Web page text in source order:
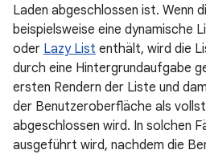
Laden abgeschlossen ist. Wenn
beispielsweise eine dynamische
oder Lazy List enthält, wird die
durch eine Hintergrundaufgabe
ersten Rendern der Liste und
der Benutzeroberfläche als
abgeschlossen wird. In solchen
ausgeführt wird, nachdem die